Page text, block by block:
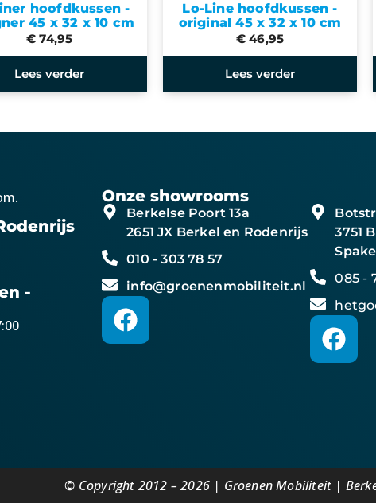
hoofdkussen -
45 x 32 x 10 cm
€ 74,95
Lees verder
Lo-Line hoofdkussen -
original 45 x 32 x 10 cm
€ 46,95
Lees verder
-
Onze showrooms
Berkelse Poort 13a
2651 JX Berkel en Rodenrijs
010 - 303 78 57
info@groenenmobiliteit.nl
3751
085 -
© Copyright 2012 – 2026 | Groenen Mobiliteit |